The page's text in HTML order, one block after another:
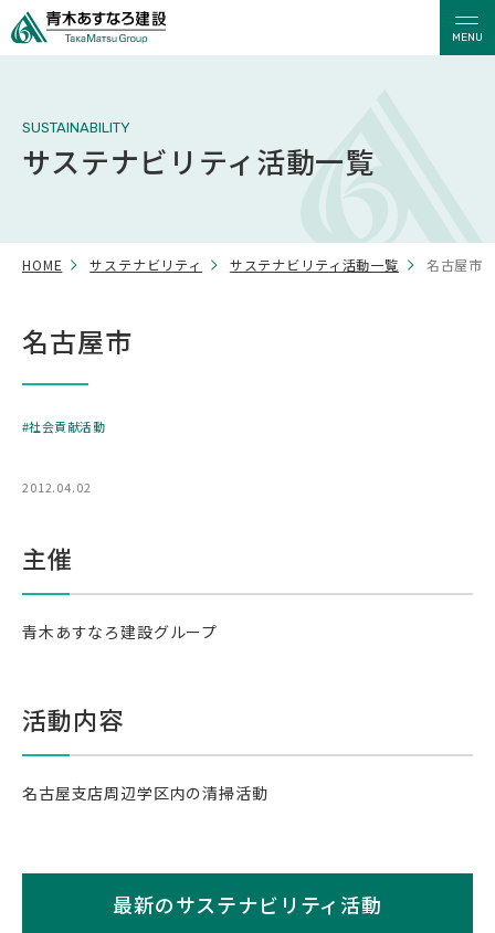
MENU
SUSTAINABILITY
サステナビリティ活動一覧
HOME サステナビリティ サステナビリティ活動一覧 名古屋市
名古屋市
社会貢献活動
2012.04.02
主催
青木あすなろ建設グループ
活動内容
名古屋支店周辺学区内の清掃活動
最新のサステナビリティ活動